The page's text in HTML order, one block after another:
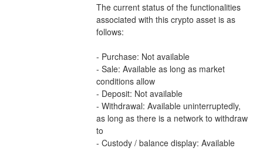
The current status of the functionalities
associated with this crypto asset is as
follows:
- Purchase: Not available
- Sale: Available as long as market
conditions allow
- Deposit: Not available
- Withdrawal: Available uninterruptedly,
as long as there is a network to withdraw
to
- Custody / balance display: Available